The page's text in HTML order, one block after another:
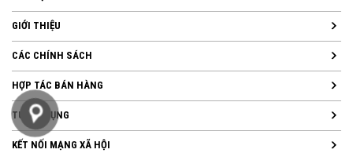
GIỚI THIỆU
CÁC CHÍNH SÁCH
HỢP TÁC BÁN HÀNG
TUYỂN DỤNG
KẾT NỐI MẠNG XÃ HỘI